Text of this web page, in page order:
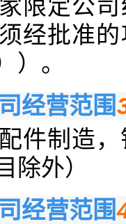
限定公
经批准
）。
经营范围
件制造
除外）
经营范围